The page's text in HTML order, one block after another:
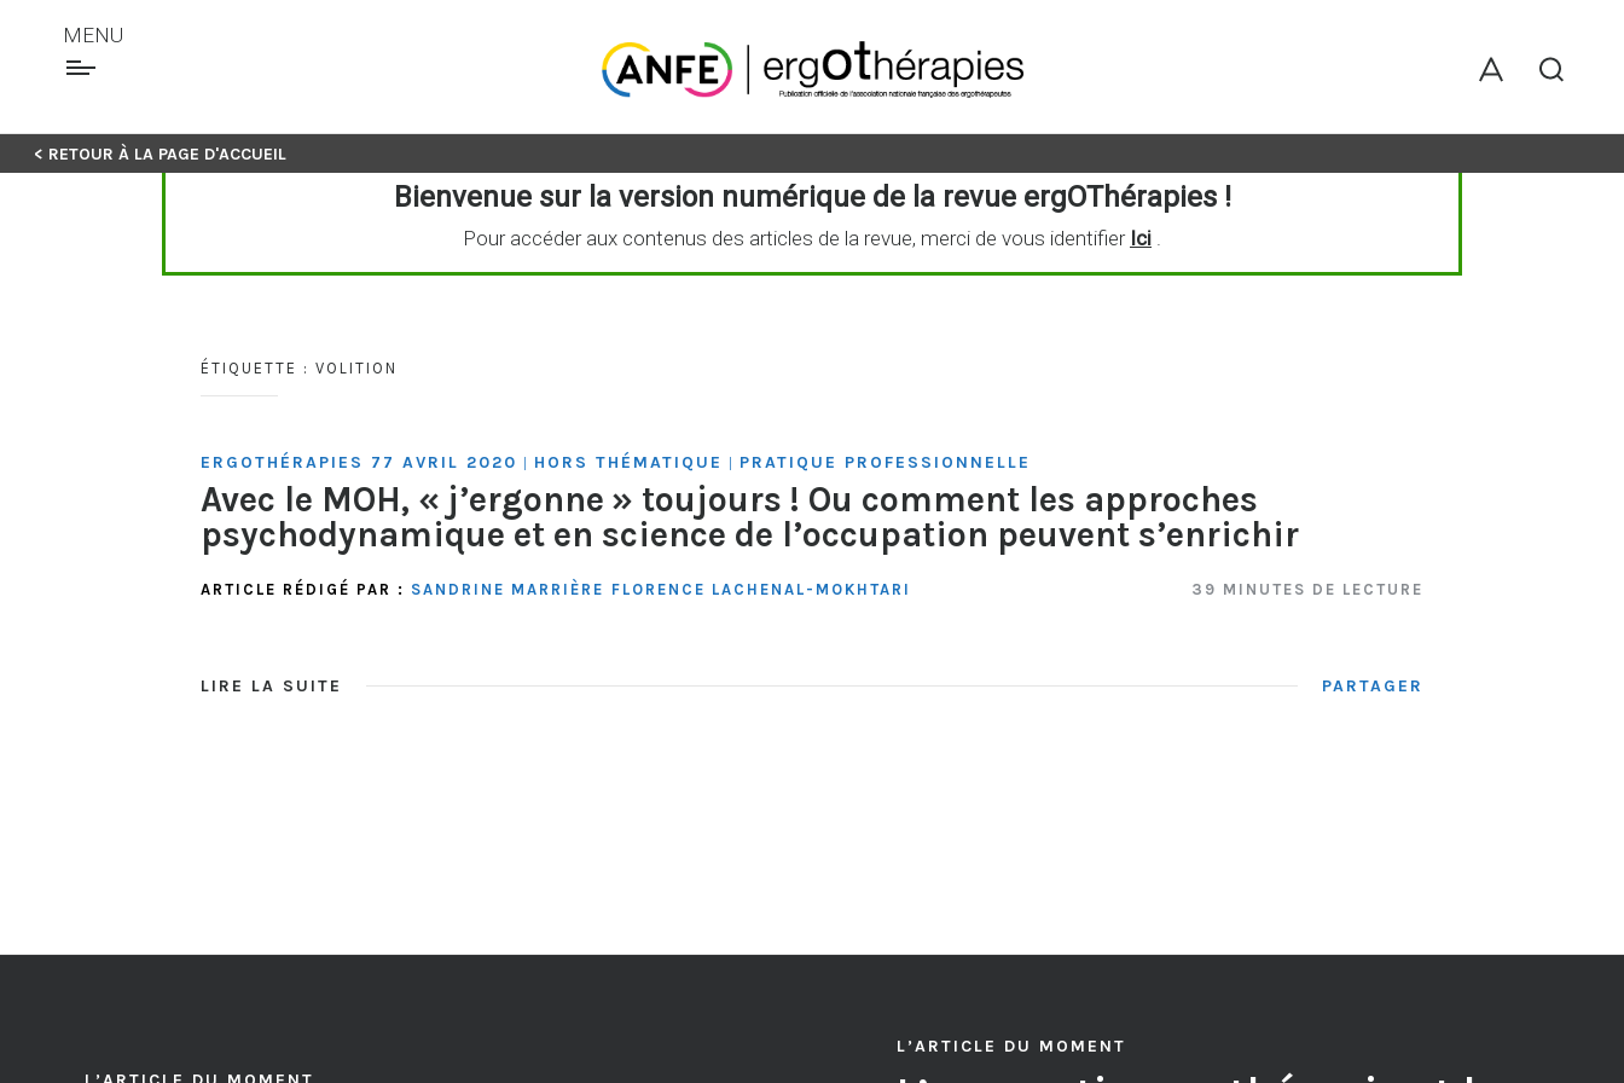
Skip
MENU
< RETOUR À LA PAGE D'ACCUEIL
Bienvenue sur la version numérique de la revue ergOThérapies !
Pour accéder aux contenus des articles de la revue, merci de vous identifier Ici .
ÉTIQUETTE : VOLITION
ERGOTHÉRAPIES 77 AVRIL 2020 | HORS THÉMATIQUE | PRATIQUE PROFESSIONNELLE
Avec le MOH, « j’ergonne » toujours ! Ou comment les approches
psychodynamique et en science de l’occupation peuvent s’enrichir
ARTICLE RÉDIGÉ PAR : SANDRINE MARRIÈRE FLORENCE LACHENAL-MOKHTARI 39 MINUTES DE LECTURE
LIRE LA SUITE PARTAGER
L’ARTICLE DU MOMENT